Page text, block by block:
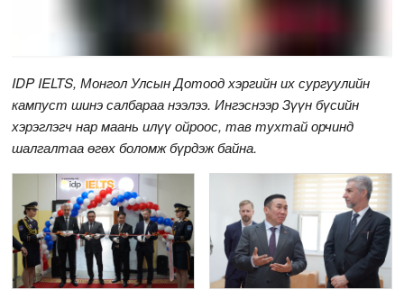
IDP IELTS, Монгол Улсын Дотоод хэргийн их сургуулийн
кампуст шинэ салбараа нээлээ. Ингэснээр Зүүн бүсийн
хэрэглэгч нар маань илүү ойроос, тав тухтай орчинд
шалгалтаа өгөх боломж бүрдэж байна.